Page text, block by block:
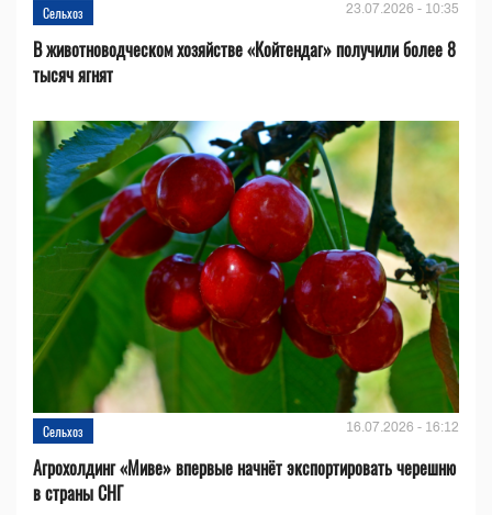
Сельхоз 23.07.2026 - 10:35
В животноводческом хозяйстве «Койтендаг» получили более 8
тысяч ягнят
Сельхоз 16.07.2026 - 16:12
Агрохолдинг «Миве» впервые начнёт экспортировать черешню
в страны СНГ